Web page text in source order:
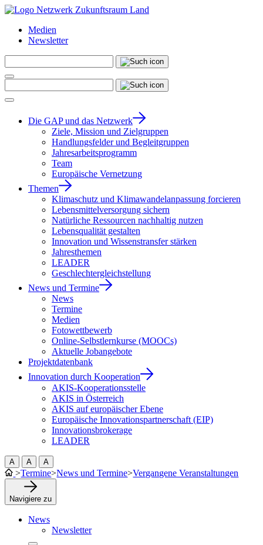
Medien
Newsletter
Die GAP und das Netzwerk
Ziele, Mission und Zielgruppen
Handlungsfelder und Begleitgruppen
Jahresarbeitsprogramm
Team
Europäische Vernetzung
Themen
Klimaschutz und Klimawandelanpassung forcieren
Lebensmittelversorgung sichern
Natürliche Ressourcen nachhaltig nutzen
Lebensqualität gestalten
Innovation und Wissenstransfer stärken
Jahresthemen
LEADER
Geschlechtergleichstellung
News und Termine
News
Termine
Medien
Fotowettbewerb
Online-Selbstlernkurse (MOOCs)
Aktuelle Jobangebote
Projektdatenbank
Innovation durch Kooperation
AKIS-Kooperationsstelle
AKIS in Österreich
AKIS auf europäischer Ebene
Europäische Innovationspartnerschaft (EIP)
Innovationsbrokerage
LEADER
A A A
>Termine>News und Termine>Vergangene Veranstaltungen
Navigiere zu
News
Newsletter